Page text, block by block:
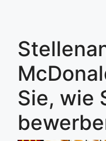
Sie, wie